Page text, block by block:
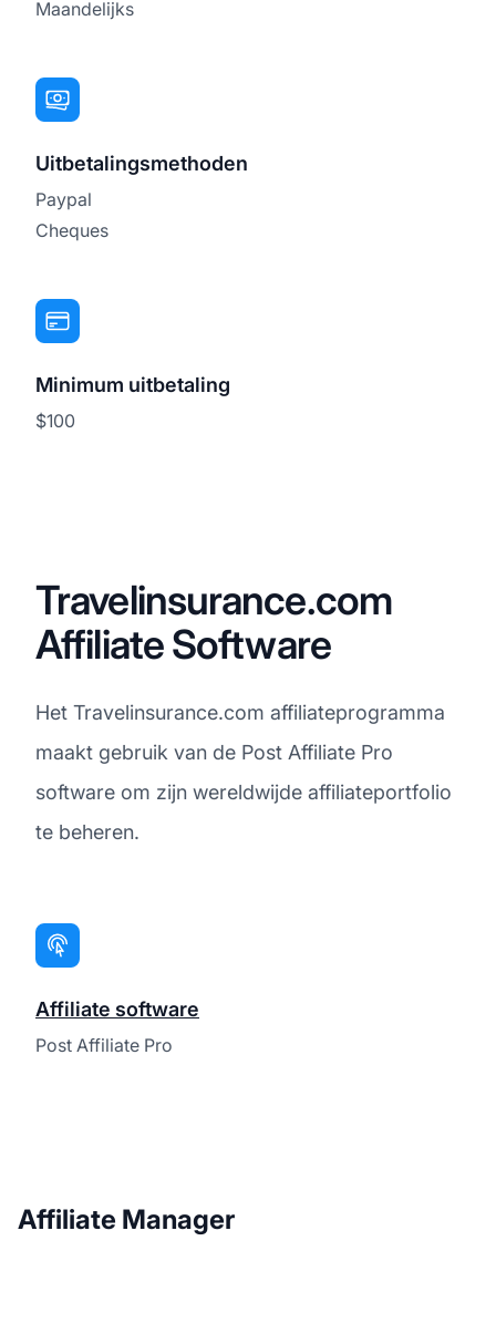
Maandelijks
Uitbetalingsmethoden
Paypal
Cheques
Minimum uitbetaling
$100
Travelinsurance.com
Affiliate Software
Het Travelinsurance.com affiliateprogramma
maakt gebruik van de Post Affiliate Pro
software om zijn wereldwijde affiliateportfolio
te beheren.
Affiliate software
Post Affiliate Pro
Affiliate Manager